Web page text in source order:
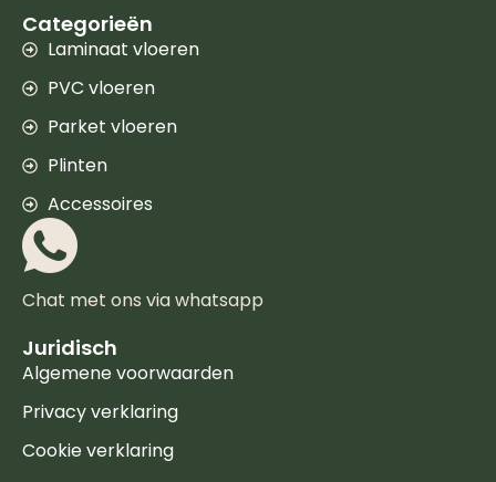
Categorieën
Laminaat vloeren
PVC vloeren
Parket vloeren
Plinten
Accessoires
Chat met ons via whatsapp
Juridisch
Algemene voorwaarden
Privacy verklaring
Cookie verklaring